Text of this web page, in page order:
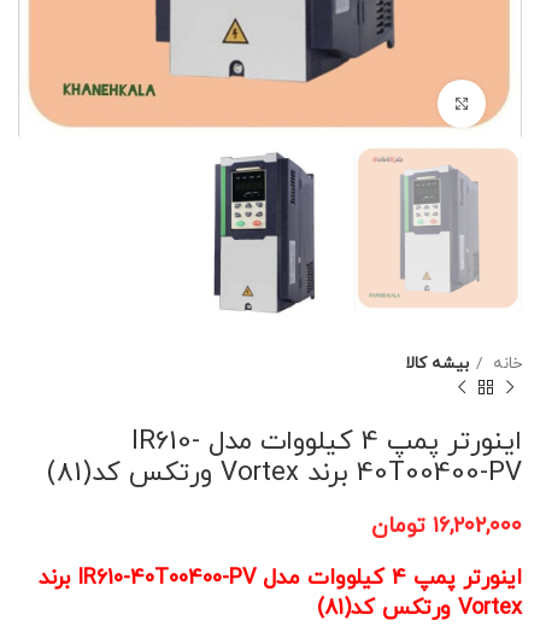
خانه بیشه کالا
اینورتر پمپ 4 کیلووات مدل IR610-
40T00400-PV برند Vortex ورتکس کد(81)
۱۶,۲۰۲,۰۰۰ تومان
اینورتر پمپ 4 کیلووات مدل IR610-40T00400-PV برند
Vortex ورتکس کد(81)